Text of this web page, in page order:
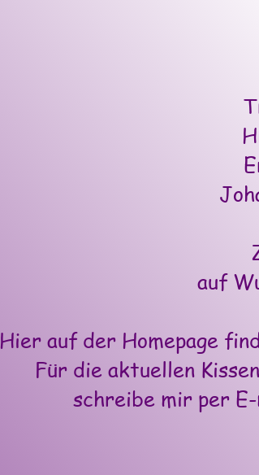
auf
Hier auf der Homepage
Für die aktuellen
schreibe mir per